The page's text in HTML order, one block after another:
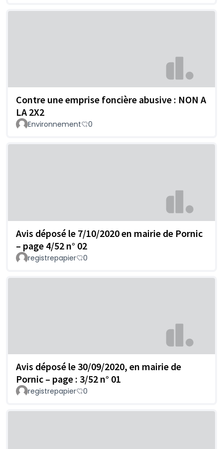
Contre une emprise foncière abusive : NON A
LA 2X2
Environnement 0
Avis déposé le 7/10/2020 en mairie de Pornic
– page 4/52 n° 02
registrepapier 0
Avis déposé le 30/09/2020, en mairie de
Pornic – page : 3/52 n° 01
registrepapier 0